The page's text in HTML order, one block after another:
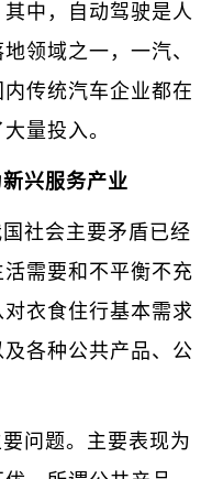
中，自动驾驶是人
领域之一，一汽、
传统汽车企业都在
量投入。
兴服务产业
社会主要矛盾已经
需要和不平衡不充
衣食住行基本需求
各种公共产品、公
问题。主要表现为